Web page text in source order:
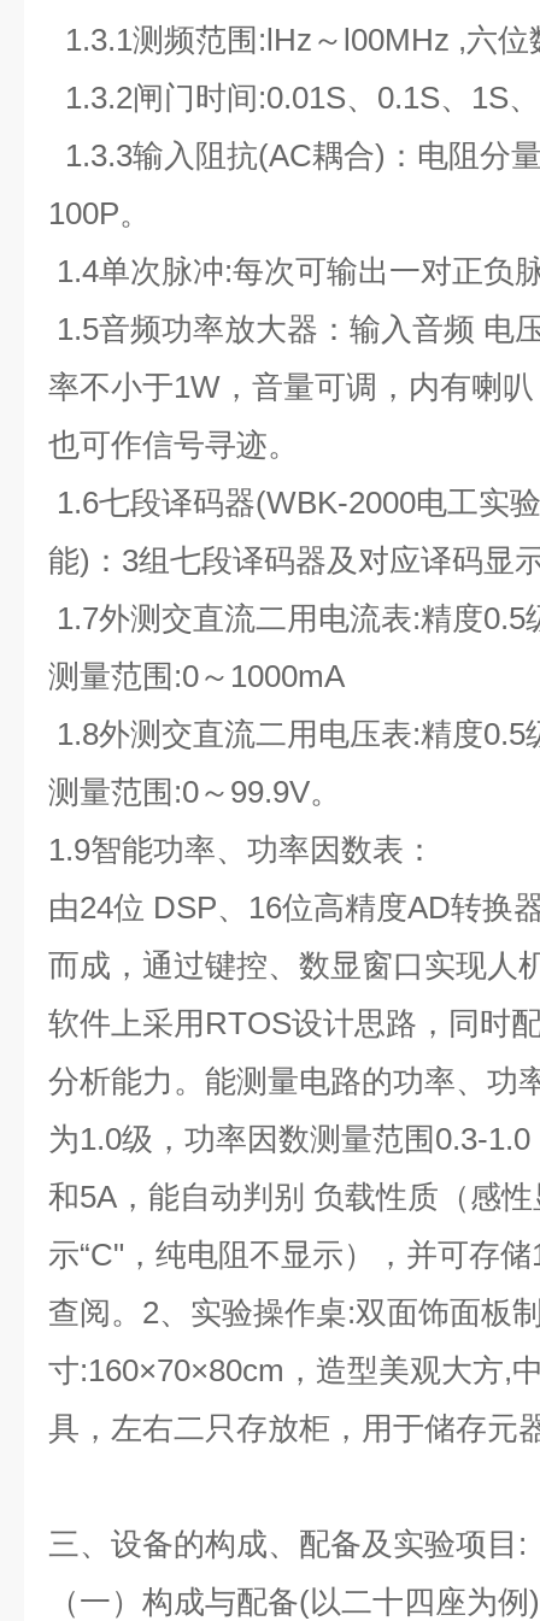
1.3.1测频范围:lHz～l00MHz ,六位
1.3.2闸门时间:0.01S、0.1S、1S
1.3.3输入阻抗(AC耦合)：电阻分
100P。
1.4单次脉冲:每次可输出一对正负
1.5音频功率放大器：输入音频 电
率不小于1W，音量可调，内有喇
也可作信号寻迹。
1.6七段译码器(WBK-2000电工实
能)：3组七段译码器及对应译码显
1.7外测交直流二用电流表:精度
测量范围:0～1000mA
1.8外测交直流二用电压表:精度
测量范围:0～99.9V。
1.9智能功率、功率因数表：
由24位 DSP、16位高精度AD转换
而成，通过键控、数显窗口实现人
软件上采用RTOS设计思路，同时
分析能力。能测量电路的功率、功
为1.0级，功率因数测量范围0.3-
和5A，能自动判别 负载性质（感性
示“C"，纯电阻不显示），并可存
查阅。2、实验操作桌:双面饰面板
寸:160×70×80cm，造型美观大方,
具，左右二只存放柜，用于储存
三、设备的构成、配备及实验项目:
（一）构成与配备(以二十四座为例)